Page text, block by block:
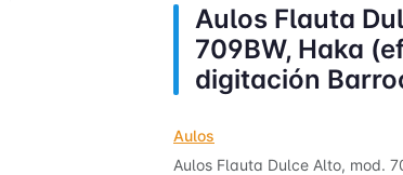
Aulos Flauta
709BW, Haka
digitación
Aulos
Aulos Flauta Dulce Alto, mod.